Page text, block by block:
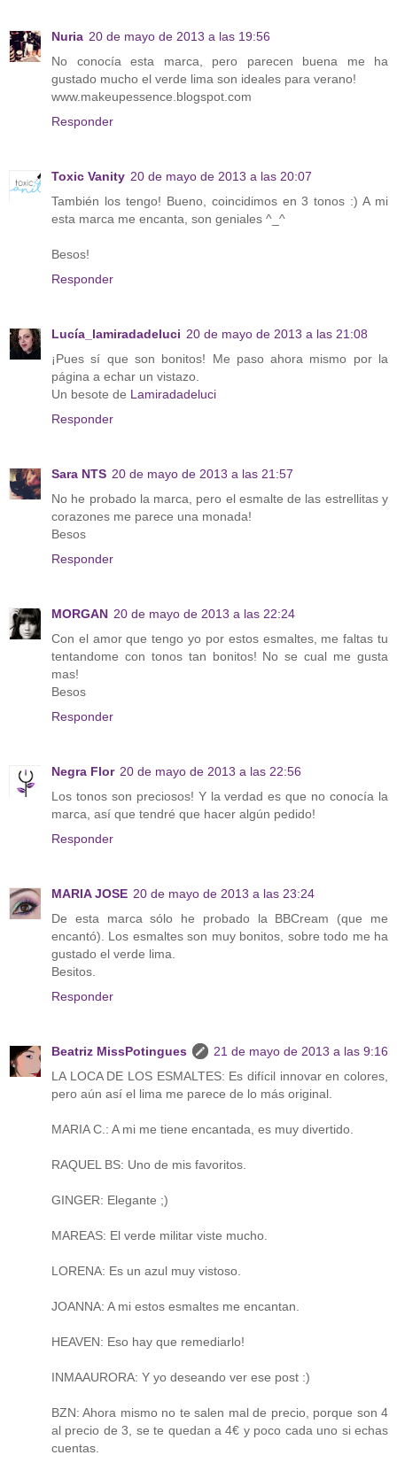
Nuria 20 de mayo de 2013 a las 19:56
No conocía esta marca, pero parecen buena me ha
gustado mucho el verde lima son ideales para verano!
www.makeupessence.blogspot.com
Responder
Toxic Vanity 20 de mayo de 2013 a las 20:07
También los tengo! Bueno, coincidimos en 3 tonos :) A mi
esta marca me encanta, son geniales ^_^
Besos!
Responder
Lucía_lamiradadeluci 20 de mayo de 2013 a las 21:08
¡Pues sí que son bonitos! Me paso ahora mismo por la
página a echar un vistazo.
Un besote de Lamiradadeluci
Responder
Sara NTS 20 de mayo de 2013 a las 21:57
No he probado la marca, pero el esmalte de las estrellitas y
corazones me parece una monada!
Besos
Responder
MORGAN 20 de mayo de 2013 a las 22:24
Con el amor que tengo yo por estos esmaltes, me faltas tu
tentandome con tonos tan bonitos! No se cual me gusta
mas!
Besos
Responder
Negra Flor 20 de mayo de 2013 a las 22:56
Los tonos son preciosos! Y la verdad es que no conocía la
marca, así que tendré que hacer algún pedido!
Responder
MARIA JOSE 20 de mayo de 2013 a las 23:24
De esta marca sólo he probado la BBCream (que me
encantó). Los esmaltes son muy bonitos, sobre todo me ha
gustado el verde lima.
Besitos.
Responder
Beatriz MissPotingues
21 de mayo de 2013 a las 9:16
LA LOCA DE LOS ESMALTES: Es difícil innovar en colores,
pero aún así el lima me parece de lo más original.
MARIA C.: A mi me tiene encantada, es muy divertido.
RAQUEL BS: Uno de mis favoritos.
GINGER: Elegante ;)
MAREAS: El verde militar viste mucho.
LORENA: Es un azul muy vistoso.
JOANNA: A mi estos esmaltes me encantan.
HEAVEN: Eso hay que remediarlo!
INMAAURORA: Y yo deseando ver ese post :)
BZN: Ahora mismo no te salen mal de precio, porque son 4
al precio de 3, se te quedan a 4€ y poco cada uno si echas
cuentas.